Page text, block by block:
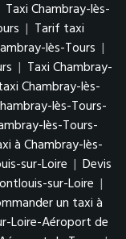
Taxi Chambray-lès-
| Tarif taxi
lès-Tours |
| Taxi Chambray-
Chambray-lès-
lès-Tours-
lès-Tours-
à Chambray-lès-
sur-Loire | Devis
sur-Loire |
un taxi à
Loire-Aéroport de